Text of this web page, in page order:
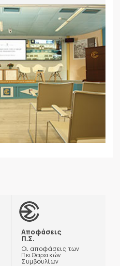
Αποφάσεις
Π.Σ.
Οι αποφάσεις των
Πειθαρχικών
Συμβουλίων